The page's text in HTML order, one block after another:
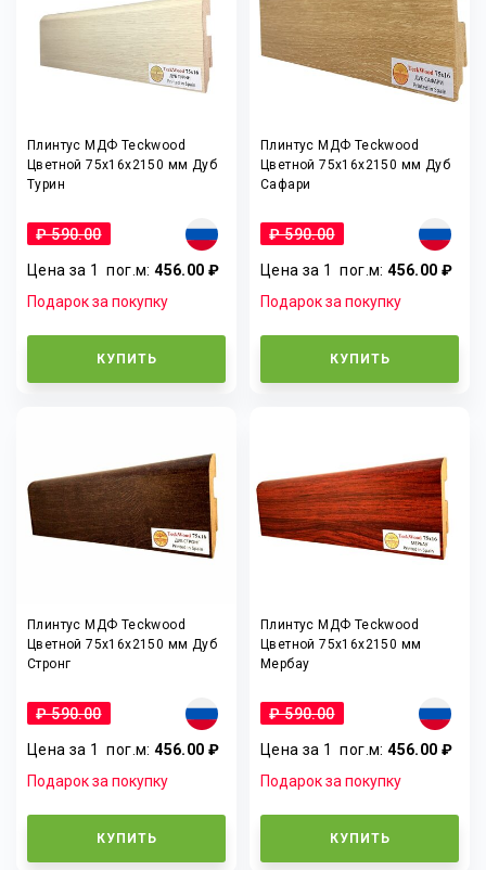
Плинтус МДФ Teckwood
Цветной 75x16x2150 мм Дуб
Турин
₽ 590.00
Цена за 1пог.м:456.00 ₽
Подарок за покупку
КУПИТЬ
Плинтус МДФ Teckwood
Цветной 75x16x2150 мм Дуб
Сафари
₽ 590.00
Цена за 1пог.м:456.00 ₽
Подарок за покупку
КУПИТЬ
Плинтус МДФ Teckwood
Цветной 75x16x2150 мм Дуб
Стронг
₽ 590.00
Цена за 1пог.м:456.00 ₽
Подарок за покупку
КУПИТЬ
Плинтус МДФ Teckwood
Цветной 75x16x2150 мм
Мербау
₽ 590.00
Цена за 1пог.м:456.00 ₽
Подарок за покупку
КУПИТЬ